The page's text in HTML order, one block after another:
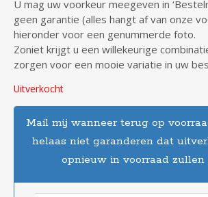
U mag uw voorkeur meegeven in
geen garantie (alles hangt af van onze
hieronder voor een genummerde foto.
Zoniet krijgt u een willekeurige
zorgen voor een mooie variatie in uw
Uitverkocht
Mail mij wanneer terug op
helaas niet garanderen dat
opnieuw in voorraad zullen